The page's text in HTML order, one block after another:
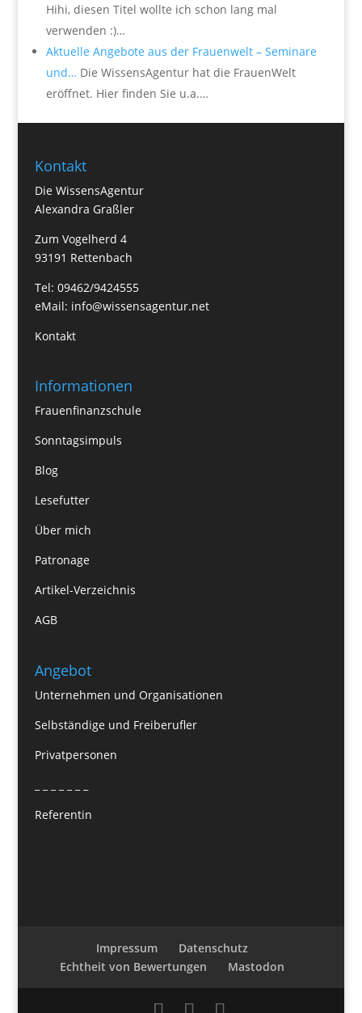
Hihi, diesen Titel wollte ich schon lang mal
verwenden :)…
Aktuelle Angebote aus der Frauenwelt – Seminare
und… Die WissensAgentur hat die FrauenWelt
eröffnet. Hier finden Sie u.a.…
Kontakt
Die WissensAgentur
Alexandra Graßler
Zum Vogelherd 4
93191 Rettenbach
Tel: 09462/9424555
eMail: info@wissensagentur.net
Kontakt
Informationen
Frauenfinanzschule
Sonntagsimpuls
Blog
Lesefutter
Über mich
Patronage
Artikel-Verzeichnis
AGB
Angebot
Unternehmen und Organisationen
Selbständige und Freiberufler
Privatpersonen
Referentin
Impressum
Datenschutz
Echtheit von Bewertungen
Mastodon